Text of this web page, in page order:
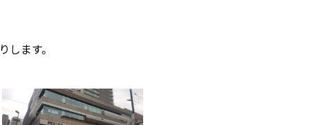
ます。